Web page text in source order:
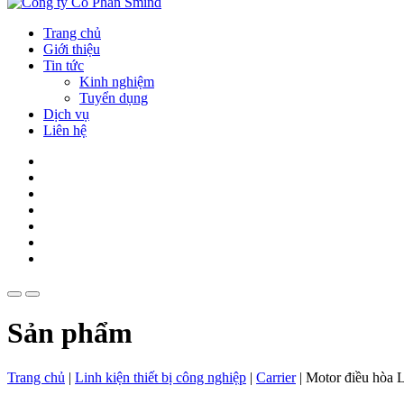
Trang chủ
Giới thiệu
Tin tức
Kinh nghiệm
Tuyển dụng
Dịch vụ
Liên hệ
Sản phẩm
Trang chủ | Linh kiện thiết bị công nghiệp | Carrier| Motor điều hòa